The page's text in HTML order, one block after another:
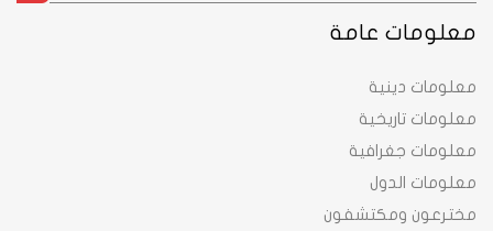
معلومات عامة
معلومات دينية
معلومات تاريخية
معلومات جغرافية
معلومات الدول
مخترعون ومكتشفون